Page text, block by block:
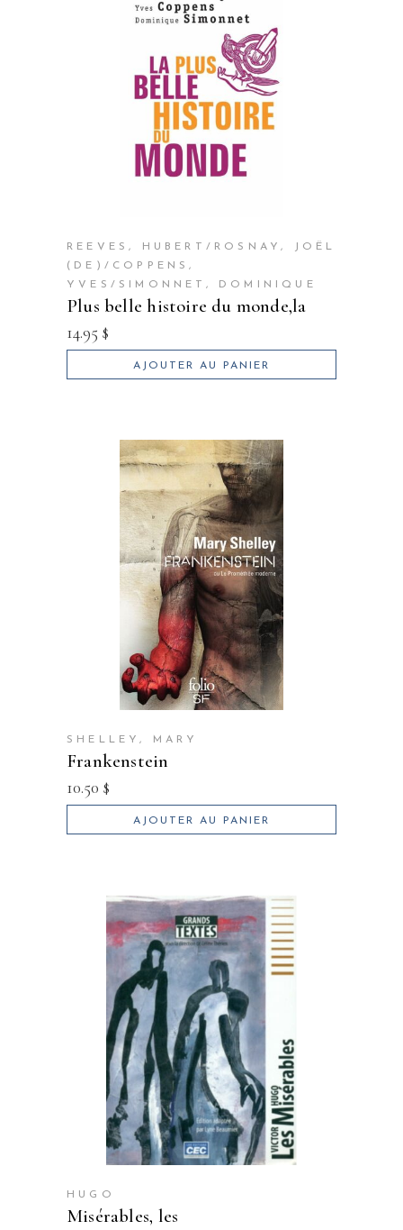
REEVES, HUBERT/ROSNAY, JOËL
(DE)/COPPENS,
YVES/SIMONNET, DOMINIQUE
plus belle histoire du monde,la
14.95 $
AJOUTER AU PANIER
SHELLEY, MARY
frankenstein
10.50 $
AJOUTER AU PANIER
HUGO
misérables, les